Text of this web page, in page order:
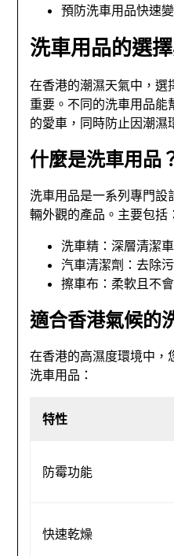
預防洗車用品快速
洗車用品的選
在香港的潮濕天氣中，選
重要。不同的洗車用品能
的愛車，同時防止因潮濕
什麼是洗車用品
洗車用品是一系列專門設
輛外觀的產品。主要包括
洗車精：深層清潔
汽車清潔劑：去除
擦車布：柔軟且不
適合香港氣候的
在香港的高濕度環境中，
洗車用品：
特性
防霉功能
快速乾燥